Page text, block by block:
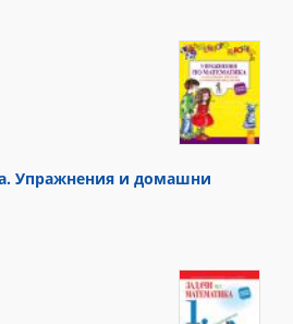
Упражнения и домашни